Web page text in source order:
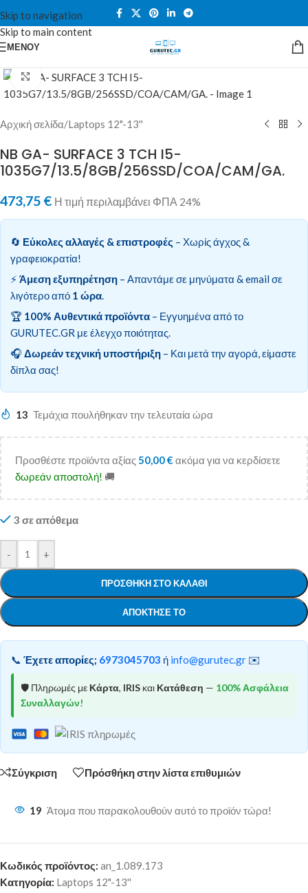
Skip to navigation
Skip to main content
ΜΕΝΟΎ
Κλικ για μεγέθυνση
Αρχική σελίδα/Laptops 12"-13''
NB GA- SURFACE 3 TCH I5-
1035G7/13.5/8GB/256SSD/COA/CAM/GA.
473,75 € Η τιμή περιλαμβάνει ΦΠΑ 24%
🔄 Εύκολες αλλαγές & επιστροφές – Χωρίς άγχος &
γραφειοκρατία!
⚡ Άμεση εξυπηρέτηση – Απαντάμε σε μηνύματα & email σε
λιγότερο από 1 ώρα.
🏆 100% Αυθεντικά προϊόντα – Εγγυημένα από το
GURUTEC.GR με έλεγχο ποιότητας.
🎧 Δωρεάν τεχνική υποστήριξη – Και μετά την αγορά, είμαστε
δίπλα σας!
13 Τεμάχια πουλήθηκαν την τελευταία ώρα
Προσθέστε προϊόντα αξίας50,00€ ακόμα για να κερδίσετε
δωρεάν αποστολή! 🚚
3 σε απόθεμα
- +
ΠΡΟΣΘΉΚΗ ΣΤΟ ΚΑΛΆΘΙ
ΑΠΌΚΤΗΣΕ ΤΟ
📞 Έχετε απορίες; 6973045703 ή info@gurutec.gr ✉️
🛡️ Πληρωμές με Κάρτα, IRIS και Κατάθεση — 100% Ασφάλεια
Συναλλαγών!
Σύγκριση Πρόσθήκη στην λίστα επιθυμιών
19 Άτομα που παρακολουθούν αυτό το προϊόν τώρα!
Κωδικός προϊόντος: an_1.089.173
Κατηγορία: Laptops 12"-13''